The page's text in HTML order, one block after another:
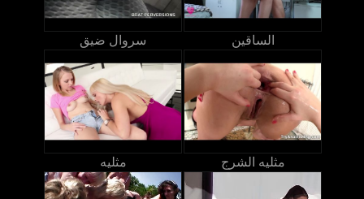
سروال ضيق الساقين
مثليه مثليه الشرج